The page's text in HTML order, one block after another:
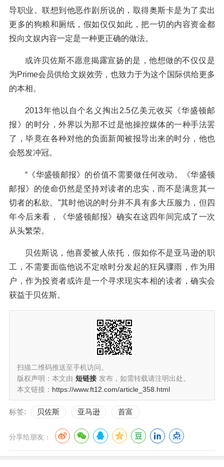
导职业。联想到他恶作剧所说的，取得奥斯卡是为了卖出
更多的狗粮和厕纸，假如仅仅如此，把一切的内容资金都
投向文娱内容一定是一种更正确的做法。
或许贝佐斯不愿意揭露宣扬的是，他想做的不仅仅是
为Prime会员供给文娱效劳，也致力于为这个国际供给更多
的本相。
2013年他以自个名义掏出2.5亿美元收买《华盛顿邮
报》的时分，外界以为那不过是他操控媒体的一种手法罢
了，毕竟在各种对他的负面新闻被报导出来的时分，他也
会怒发冲冠。
“《华盛顿邮报》的价值不需要做任何改动。《华盛顿
邮报》的使命仍然是坚持对读者的忠实，而不是满意其一
切者的私欲。”其时他说的时分并不具有多大压服力，但四
年今后来看，《华盛顿邮报》确实在这四年间完成了一次
从头繁荣。
贝佐斯说，他喜爱被人依托，假如你不是亚马逊的职
工，不需要面临他说不定啥时分发起的狂风骤雨，作为用
户，作为投资者或许是一个寻求现实本相的读者，确实会
获益于贝佐斯。
扫描二维码推送至手机访问。
版权声明：本文由 短链接 发布，如需转载请注明出处。
本文链接： https://www.ft12.com/article_358.html
标签: 贝佐斯 亚马逊 首富
分享给朋友：